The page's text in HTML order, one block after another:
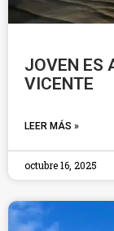
JOVEN ES
VICENTE
LEER MÁS »
octubre 16, 2025